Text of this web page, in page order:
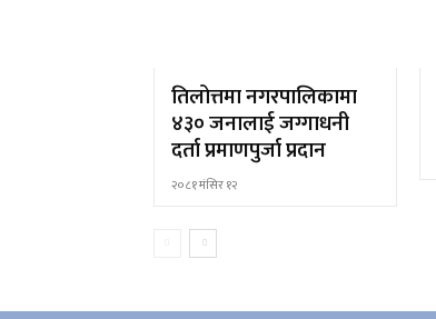
तिलोत्तमा नगरपालिकामा
४३० जनालाई जग्गाधनी
दर्ता प्रमाणपुर्जा प्रदान
२०८१ मंसिर १२